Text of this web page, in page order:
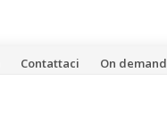
Contattaci On demand